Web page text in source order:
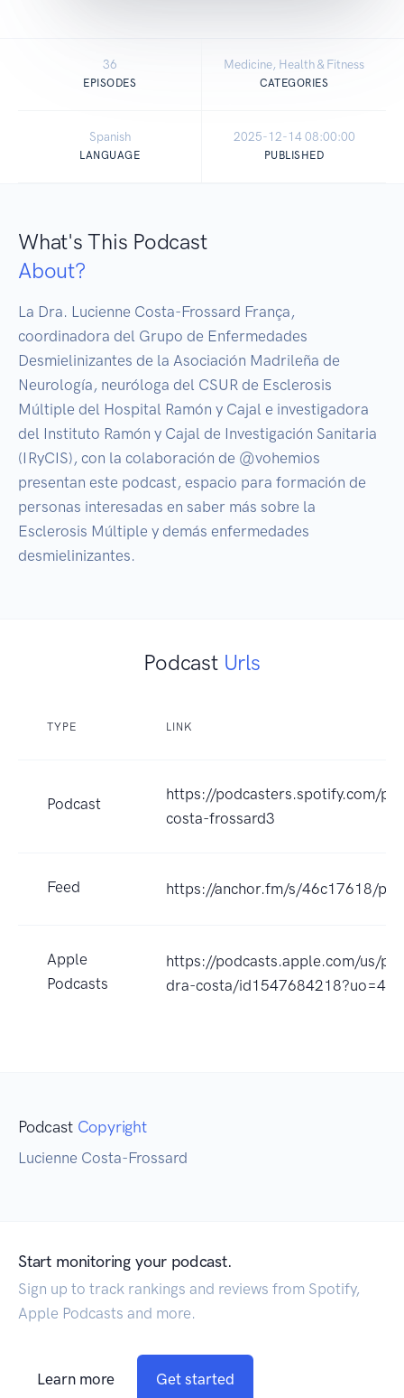
36
EPISODES
Medicine, Health & Fitness
CATEGORIES
Spanish
LANGUAGE
2025-12-14 08:00:00
PUBLISHED
What's This Podcast
About?
La Dra. Lucienne Costa-Frossard França,
coordinadora del Grupo de Enfermedades
Desmielinizantes de la Asociación Madrileña de
Neurología, neuróloga del CSUR de Esclerosis
Múltiple del Hospital Ramón y Cajal e investigadora
del Instituto Ramón y Cajal de Investigación Sanitaria
(IRyCIS), con la colaboración de @vohemios
presentan este podcast, espacio para formación de
personas interesadas en saber más sobre la
Esclerosis Múltiple y demás enfermedades
desmielinizantes.
Podcast Urls
TYPE LINK
Podcast
https://podcasters.spotify.com/
costa-frossard3
Feed https://anchor.fm/s/46c17618/
Apple
Podcasts
https://podcasts.apple.com/us/
dra-costa/id1547684218?uo=4
Podcast Copyright
Lucienne Costa-Frossard
Start monitoring your podcast.
Sign up to track rankings and reviews from Spotify,
Apple Podcasts and more.
Learn more Get started